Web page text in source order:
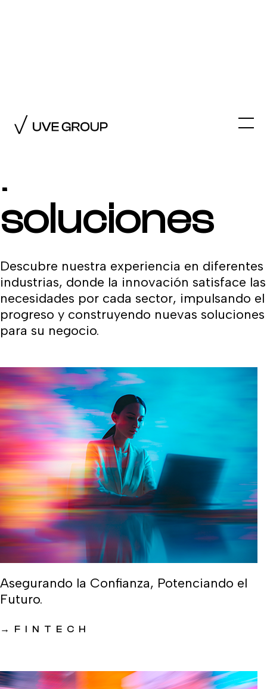
impulsadas
soluciones
Descubre nuestra experiencia en diferentes
industrias, donde la innovación satisface las
necesidades por cada sector, impulsando el
progreso y construyendo nuevas soluciones
para su negocio.
Asegurando la Confianza, Potenciando el
Futuro.
→ FINTECH